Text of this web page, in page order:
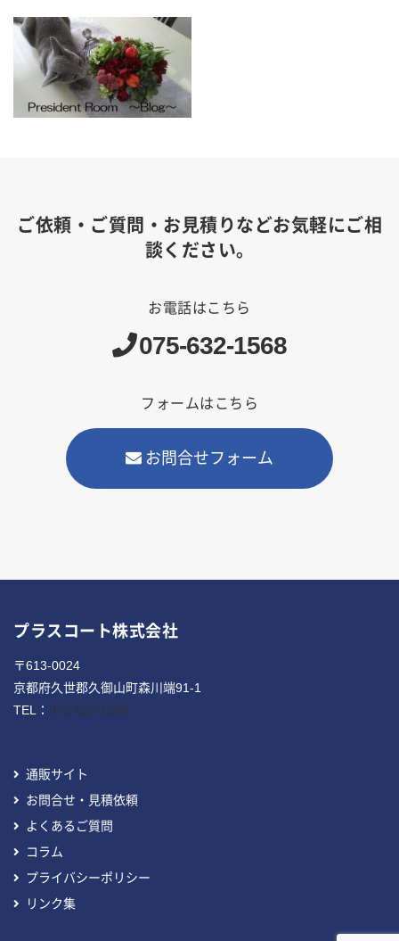
ご依頼・ご質問・お見積りなどお気軽にご相
談ください。
お電話はこちら
075-632-1568
フォームはこちら
お問合せフォーム
プラスコート株式会社
〒613-0024
京都府久世郡久御山町森川端91-1
TEL： 075-632-1568
通販サイト
お問合せ・見積依頼
よくあるご質問
コラム
プライバシーポリシー
リンク集